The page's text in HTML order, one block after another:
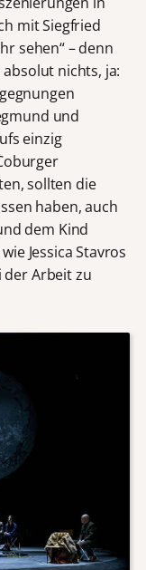
mit Siegfried
sehen“ – denn
nichts, ja:
und
einzig
sollten die
haben, auch
dem Kind
Jessica Stavros
der Arbeit zu